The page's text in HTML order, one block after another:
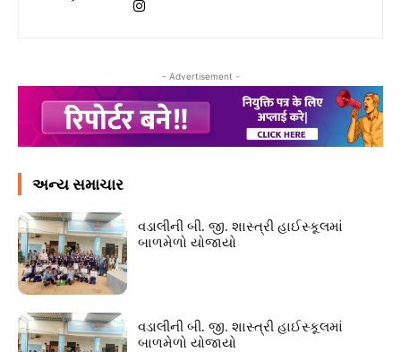
- Advertisement -
અન્ય સમાચાર
વડાલીની બી. જી. શાસ્ત્રી હાઈસ્કૂલમાં
બાળમેળો યોજાયો
વડાલીની બી. જી. શાસ્ત્રી હાઈસ્કૂલમાં
બાળમેળો યોજાયો